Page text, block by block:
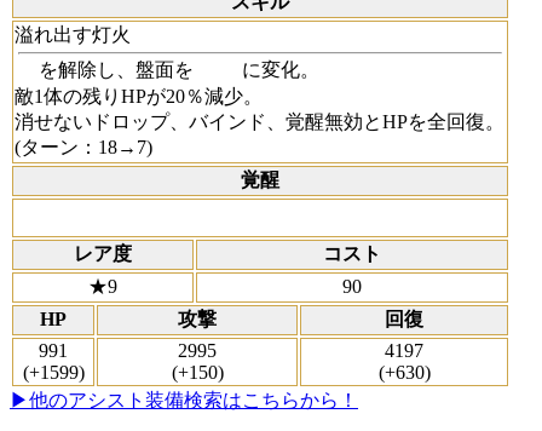
溢れ出す灯火
を解除し、盤面を
に変化。
敵1体の残りHPが20％減少。
消せないドロップ、バインド、覚醒無効とHPを全回復。
(ターン：18→7)
覚醒
レア度
コスト
★9
90
HP
攻撃
回復
991
(+1599)
2995
(+150)
4197
(+630)
▶他のアシスト装備検索はこちらから！